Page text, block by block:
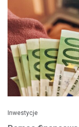
Inwestycje